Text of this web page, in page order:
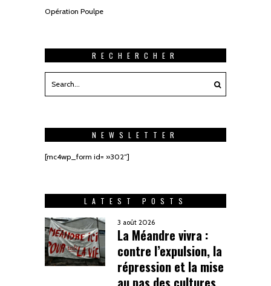
Opération Poulpe
RECHERCHER
NEWSLETTER
[mc4wp_form id= »302″]
LATEST POSTS
3 août 2026
La Méandre vivra :
contre l’expulsion, la
répression et la mise
au pas des cultures